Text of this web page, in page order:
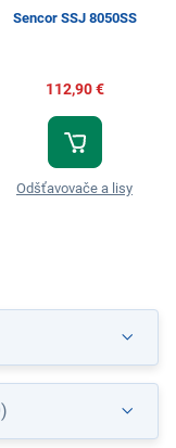
Sencor SSJ 8050SS
112,90 €
Odšťavovače a lisy